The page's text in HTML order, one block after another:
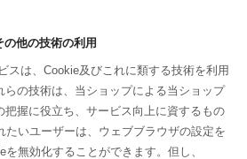
他の技術の利用
スは、Cookie及びこれに類する技術を利用
らの技術は、当ショップによる当ショップ
把握に役立ち、サービス向上に資するもの
たいユーザーは、ウェブブラウザの設定を
無効化することができます。但し、